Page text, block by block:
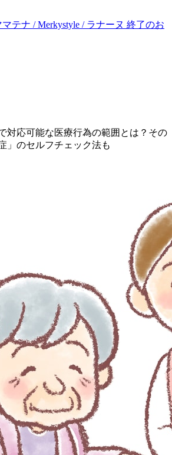
マテナ / Merkystyle / ラナーヌ 終了のお
対応可能な医療行為の範囲とは？その
」のセルフチェック法も